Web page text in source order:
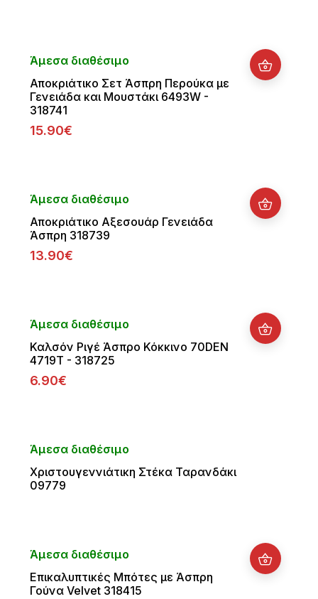
Άμεσα διαθέσιμο
Αποκριάτικο Σετ Άσπρη Περούκα με
Γενειάδα και Μουστάκι 6493W -
318741
15.90€
Άμεσα διαθέσιμο
Αποκριάτικο Αξεσουάρ Γενειάδα
Άσπρη 318739
13.90€
Άμεσα διαθέσιμο
Καλσόν Ριγέ Άσπρο Κόκκινο 70DEN
4719T - 318725
6.90€
Άμεσα διαθέσιμο
Χριστουγεννιάτικη Στέκα Ταρανδάκι
09779
Άμεσα διαθέσιμο
Επικαλυπτικές Μπότες με Άσπρη
Γούνα Velvet 318415